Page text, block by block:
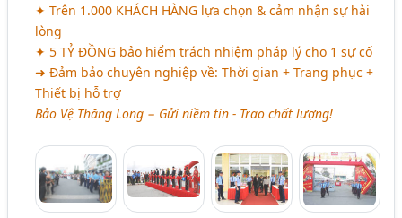
✦ Trên 1.000 KHÁCH HÀNG lựa chọn & cảm nhận sự hài
lòng
✦ 5 TỶ ĐỒNG bảo hiểm trách nhiệm pháp lý cho 1 sự cố
➜ Đảm bảo chuyên nghiệp về: Thời gian + Trang phục +
Thiết bị hỗ trợ
Bảo Vệ Thăng Long − Gửi niềm tin - Trao chất lượng!